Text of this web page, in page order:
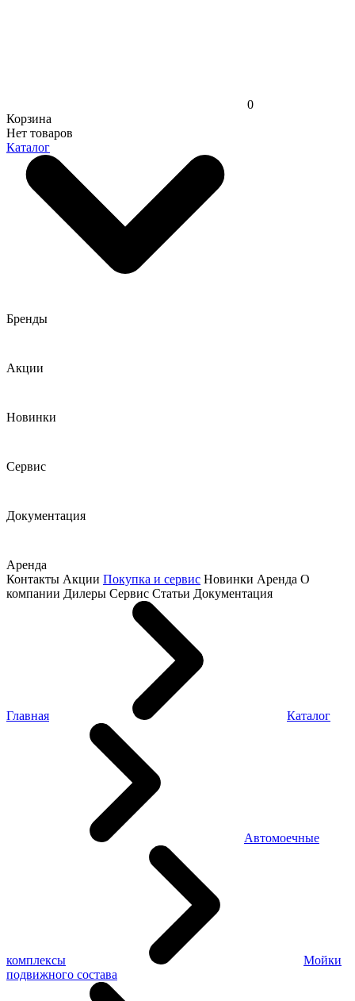
0
Корзина
Нет товаров
Каталог
Бренды
Акции
Новинки
Сервис
Документация
Аренда
Контакты Акции Покупка и сервис Новинки Аренда О
компании Дилеры Сервис Статьи Документация
Главная Каталог
Автомоечные
комплексы
Мойки
подвижного состава